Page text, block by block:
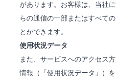
があります。お客様は、当社
らの通信の一部またはすべて
とができます。
使用状況データ
また、サービスへのアクセス
情報（「使用状況データ」）